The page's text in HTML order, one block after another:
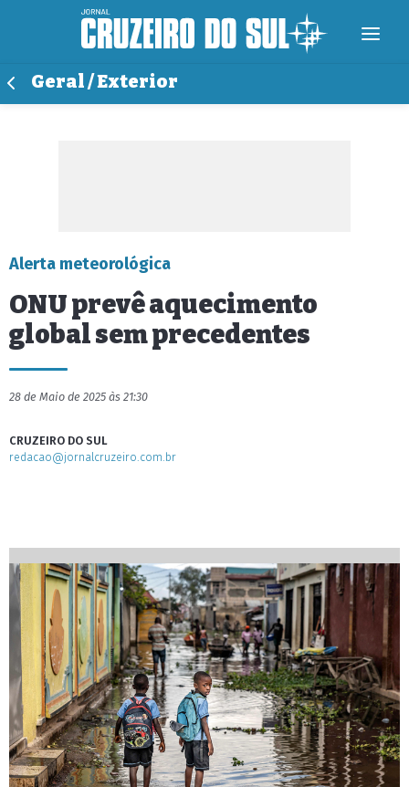
Geral / Exterior
Alerta meteorológica
ONU prevê aquecimento
global sem precedentes
28 de Maio de 2025 às 21:30
CRUZEIRO DO SUL
redacao@jornalcruzeiro.com.br